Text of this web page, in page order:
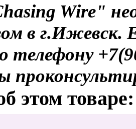
Wire"
в г.Ижевск.
телефону
этом товаре: